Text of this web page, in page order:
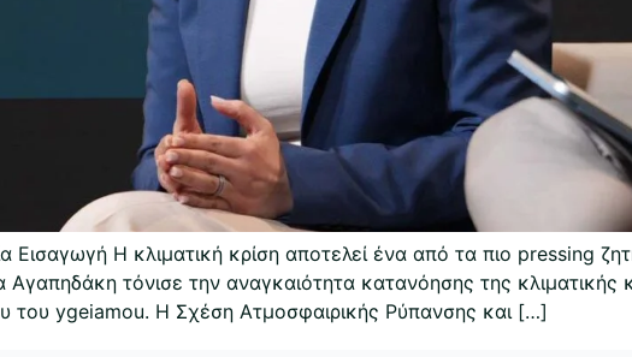
Εισαγωγή Η κλιματική κρίση αποτελεί ένα από τα πιο pressing
Αγαπηδάκη τόνισε την αναγκαιότητα κατανόησης της
του ygeiamou. Η Σχέση Ατμοσφαιρικής Ρύπανσης και […]